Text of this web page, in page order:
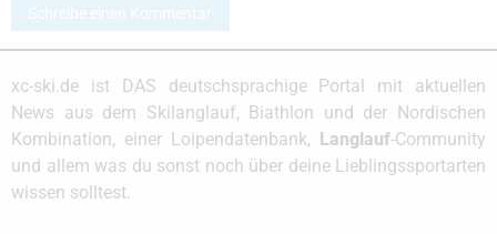
Schreibe einen Kommentar
xc-ski.de ist DAS deutschsprachige Portal mit aktuellen
News aus dem Skilanglauf, Biathlon und der Nordischen
Kombination, einer Loipendatenbank,
Langlauf-Community
und allem was du sonst noch über deine Lieblingssportarten
wissen solltest.